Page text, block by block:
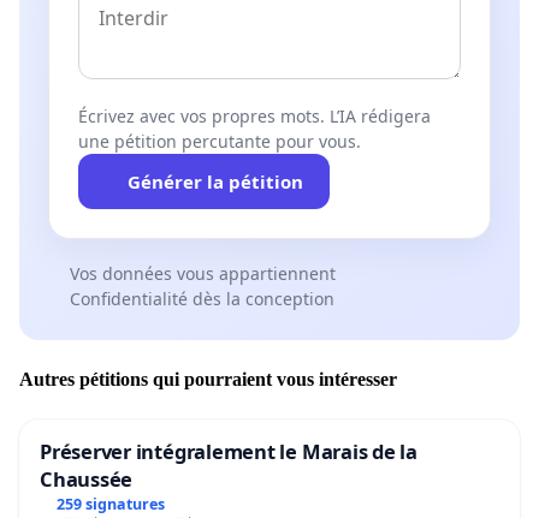
Écrivez avec vos propres mots. L’IA rédigera
une pétition percutante pour vous.
Générer la pétition
Vos données vous appartiennent
Confidentialité dès la conception
Autres pétitions qui pourraient vous intéresser
Préserver intégralement le Marais de la
Chaussée
259 signatures